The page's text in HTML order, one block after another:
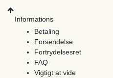
Informations
Betaling
Forsendelse
Fortrydelsesret
FAQ
Vigtigt at vide